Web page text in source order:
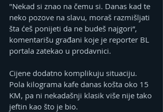
"Nekad si znao na čemu si. Danas kad te
neko pozove na slavu, moraš razmišljati
šta ćeš ponijeti da ne budeš najgori“,
komentarišu građani koje je reporter BL
portala zatekao u prodavnici.
Cijene dodatno komplikuju situaciju.
Pola kilograma kafe danas košta oko 15
KM, pa ni nekadašnji klasik više nije tako
jeftin kao što je bio.